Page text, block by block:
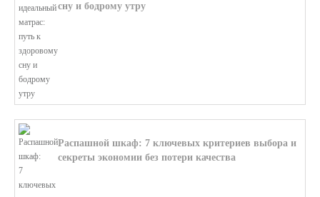
сну и бодрому утру
Распашной шкаф: 7 ключевых критериев выбора и
секреты экономии без потери качества